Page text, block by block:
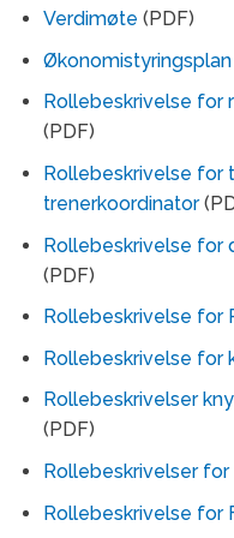
Verdimøte (PDF)
Rollebeskrivelse for
(PDF)
Rollebeskrivelse for
trenerkoordinator
Rollebeskrivelse for
(PDF)
Rollebeskrivelse for
Rollebeskrivelse for
Rollebeskrivelser
(PDF)
Rollebeskrivelser for
Rollebeskrivelse for